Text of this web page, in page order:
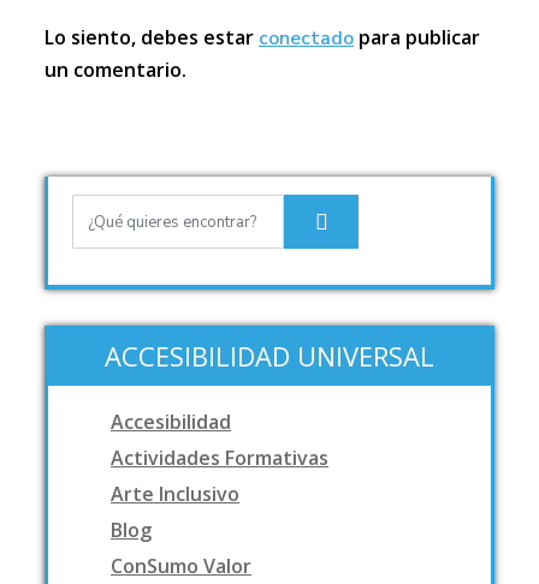
Lo siento, debes estar conectado para publicar
un comentario.
ACCESIBILIDAD UNIVERSAL
Accesibilidad
Actividades Formativas
Arte Inclusivo
Blog
ConSumo Valor